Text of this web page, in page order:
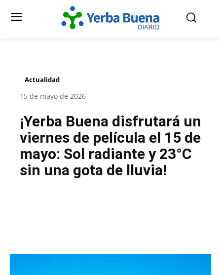
Actualidad
15 de mayo de 2026
¡Yerba Buena disfrutará un
viernes de película el 15 de
mayo: Sol radiante y 23°C
sin una gota de lluvia!